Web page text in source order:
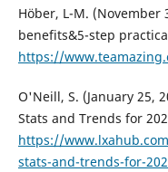
Höber, L-M.
benefits&5-step
https://
O'Neill, S. (January 25,
Stats and Trends for
https://
stats-and-trends-for-